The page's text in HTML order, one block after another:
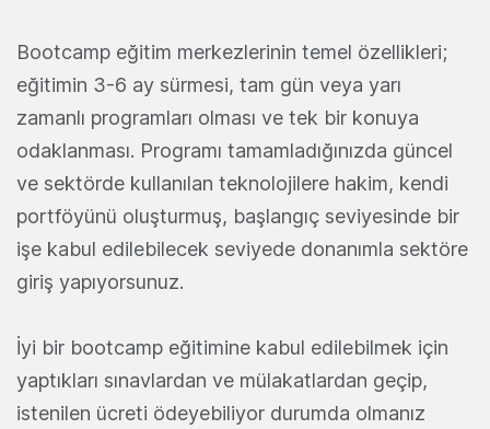
Bootcamp eğitim merkezlerinin temel özellikleri;
eğitimin 3-6 ay sürmesi, tam gün veya yarı
zamanlı programları olması ve tek bir konuya
odaklanması. Programı tamamladığınızda güncel
ve sektörde kullanılan teknolojilere hakim, kendi
portföyünü oluşturmuş, başlangıç seviyesinde bir
işe kabul edilebilecek seviyede donanımla sektöre
giriş yapıyorsunuz.
İyi bir bootcamp eğitimine kabul edilebilmek için
yaptıkları sınavlardan ve mülakatlardan geçip,
istenilen ücreti ödeyebiliyor durumda olmanız